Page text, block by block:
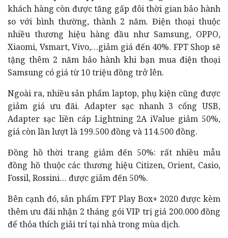
khách hàng còn được tăng gấp đôi thời gian bảo hành
so với bình thường, thành 2 năm. Điện thoại thuộc
nhiều thương hiệu hàng đầu như Samsung, OPPO,
Xiaomi, Vsmart, Vivo,…giảm giá đến 40%. FPT Shop sẽ
tặng thêm 2 năm bảo hành khi bạn mua điện thoại
Samsung có giá từ 10 triệu đồng trở lên.
Ngoài ra, nhiều sản phẩm laptop, phụ kiện cũng được
giảm giá ưu đãi. Adapter sạc nhanh 3 cổng USB,
Adapter sạc liền cáp Lightning 2A iValue giảm 50%,
giá còn lần lượt là 199.500 đồng và 114.500 đồng.
Đồng hồ thời trang giảm đến 50%: rất nhiều mẫu
đồng hồ thuộc các thương hiệu Citizen, Orient, Casio,
Fossil, Rossini… được giảm đến 50%.
Bên cạnh đó, sản phẩm FPT Play Box+ 2020 được kèm
thêm ưu đãi nhận 2 tháng gói VIP trị giá 200.000 đồng
để thỏa thích giải trí tại nhà trong mùa dịch.